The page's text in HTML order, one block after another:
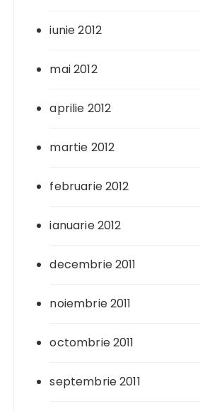
iunie 2012
mai 2012
aprilie 2012
martie 2012
februarie 2012
ianuarie 2012
decembrie 2011
noiembrie 2011
octombrie 2011
septembrie 2011